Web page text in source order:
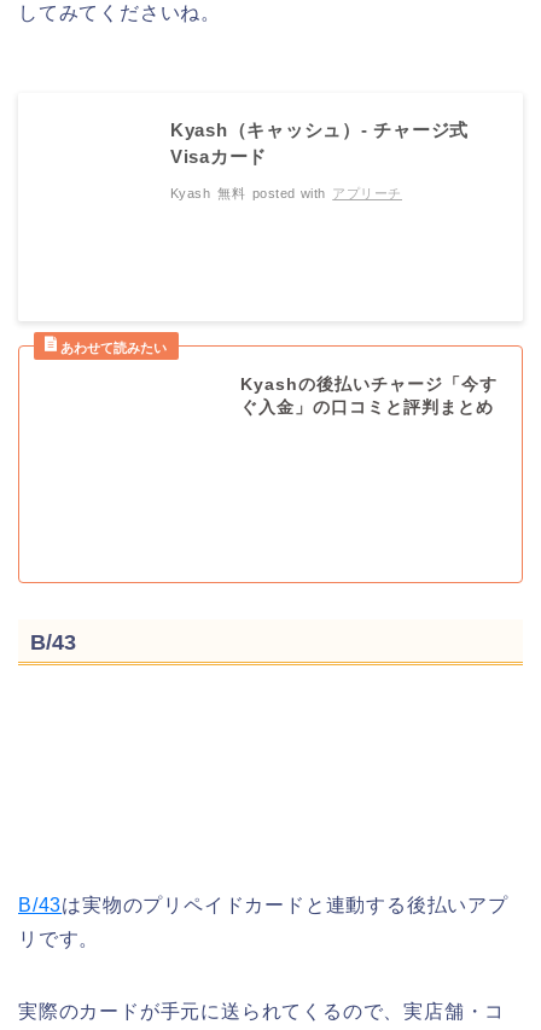
してみてくださいね。
Kyash（キャッシュ）- チャージ式
Visaカード
Kyash 無料 posted with アプリーチ
Kyashの後払いチャージ「今す
ぐ入金」の口コミと評判まとめ
B/43
B/43は実物のプリペイドカードと連動する後払いアプ
リです。
実際のカードが手元に送られてくるので、実店舗・コ